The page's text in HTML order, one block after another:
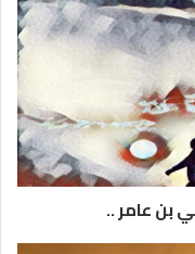
بن عامر ..